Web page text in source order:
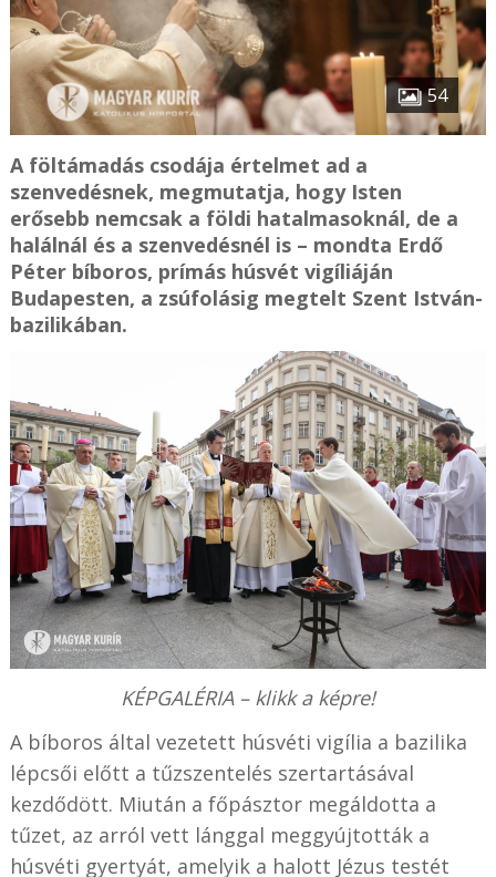
54
A föltámadás csodája értelmet ad a
szenvedésnek, megmutatja, hogy Isten
erősebb nemcsak a földi hatalmasoknál, de a
halálnál és a szenvedésnél is – mondta Erdő
Péter bíboros, prímás húsvét vigíliáján
Budapesten, a zsúfolásig megtelt Szent István-
bazilikában.
KÉPGALÉRIA – klikk a képre!
A bíboros által vezetett húsvéti vigília a bazilika
lépcsői előtt a tűzszentelés szertartásával
kezdődött. Miután a főpásztor megáldotta a
tűzet, az arról vett lánggal meggyújtották a
húsvéti gyertyát, amelyik a halott Jézus testét